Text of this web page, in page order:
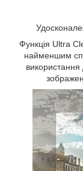
Функція Ultra
найменшим
використання